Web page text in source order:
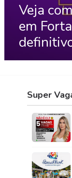
Veja
em
Super